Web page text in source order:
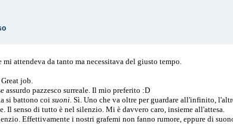
attendeva da tanto ma necessitava del giusto tempo.
job.
pazzesco surreale. Il mio preferito :D
si battono coisuoni . Sì. Uno che va oltre per guardare all'infinito,
senso di tutto è nel silenzio. Mi è davvero caro, insieme all'attesa.
Effettivamente i nostri grafemi non fanno rumore, eppure di